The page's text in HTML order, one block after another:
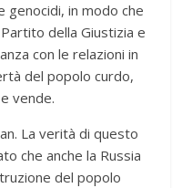
genocidi, in modo che
della Giustizia e
con le relazioni in
del popolo curdo,
vende.
La verità di questo
che anche la Russia
del popolo